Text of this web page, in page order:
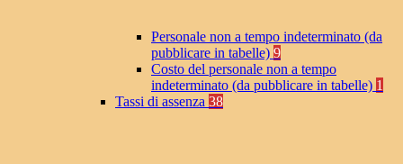
Personale non a tempo indeterminato (da
pubblicare in tabelle) 9
Costo del personale non a tempo
indeterminato (da pubblicare in tabelle) 1
Tassi di assenza 38